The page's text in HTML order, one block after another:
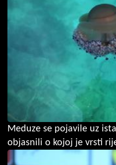
Meduze se pojavile uz
objasnili o kojoj je vrsti